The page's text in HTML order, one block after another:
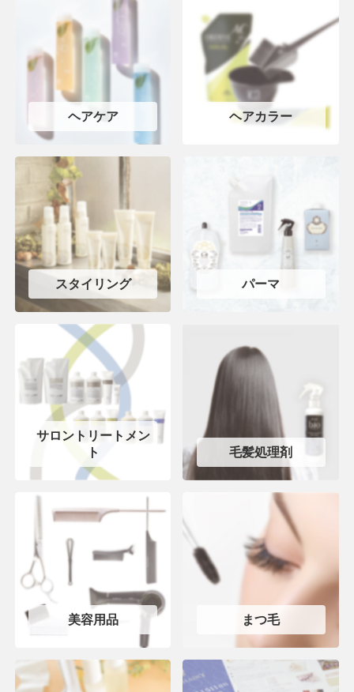
ヘアケア ヘアカラー
スタイリング パーマ
サロントリートメン
ト
毛髪処理剤
美容用品 まつ毛